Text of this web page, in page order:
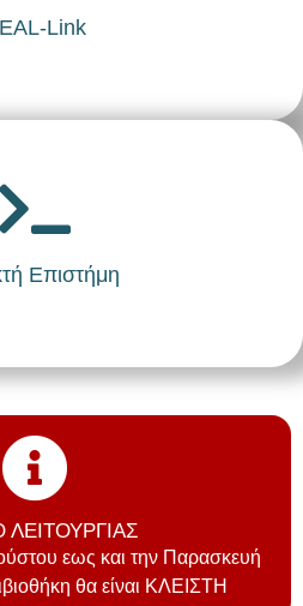
Link
Επιστήμη
ΛΕΙΤΟΥΡΓΙΑΣ
εως και την Παρασκευή
θα είναι ΚΛΕΙΣΤΗ